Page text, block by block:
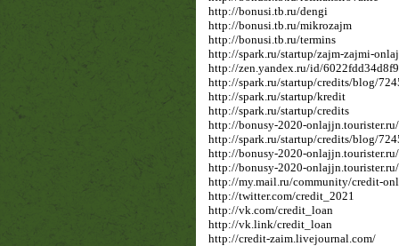
http://bonusi.tb.ru/dengi
http://bonusi.tb.ru/mikrozajm
http://bonusi.tb.ru/termins
http://spark.ru/startup/zajm-zajmi-
http://zen.yandex.ru/id/
http://spark.ru/startup/credits/blog/
http://spark.ru/startup/kredit
http://spark.ru/startup/credits
http://bonusy-2020-
http://spark.ru/startup/credits/blog/
http://bonusy-2020-
http://bonusy-2020-
http://my.mail.ru/community/credit-
http://twitter.com/credit_2021
http://vk.com/credit_loan
http://vk.link/credit_loan
http://credit-zaim.livejournal.com/